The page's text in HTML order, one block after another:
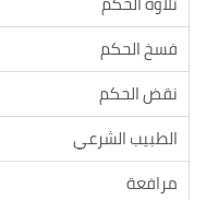
فسخ الحكم
نقض الحكم
الطبيب الشرعي
مرافعة